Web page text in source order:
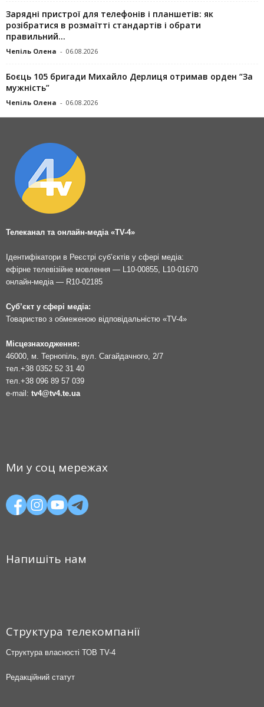
Зарядні пристрої для телефонів і планшетів: як
розібратися в розмаїтті стандартів і обрати
правильний...
Чепіль Олена - 06.08.2026
Боєць 105 бригади Михайло Дерлиця отримав орден “За
мужність”
Чепіль Олена - 06.08.2026
Телеканал та онлайн-медіа «TV-4»
Ідентифікатори в Реєстрі суб’єктів у сфері медіа:
ефірне телевізійне мовлення — L10-00855, L10-01670
онлайн-медіа — R10-02185
Суб’єкт у сфері медіа:
Товариство з обмеженою відповідальністю «TV-4»
Місцезнаходження:
46000, м. Тернопіль, вул. Сагайдачного, 2/7
тел. +38 0352 52 31 40
тел. +38 096 89 57 039
e-mail: tv4@tv4.te.ua
Ми у соц мережах
Напишіть нам
Структура телекомпанії
Структура власності ТОВ TV-4
Редакційний статут